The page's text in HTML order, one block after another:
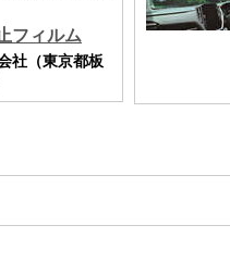
フィルム
社（東京都板